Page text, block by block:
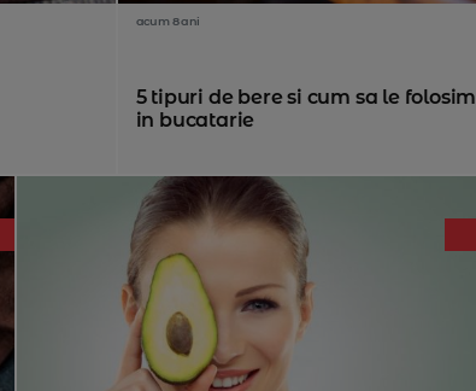
acum 8 ani
5 tipuri de bere si cum sa le folosim
in bucatarie